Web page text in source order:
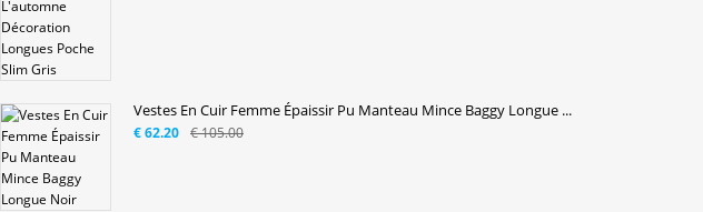
Vestes En Cuir Femme Épaissir Pu Manteau Mince Baggy Longue ...
€ 105.00
€ 62.20